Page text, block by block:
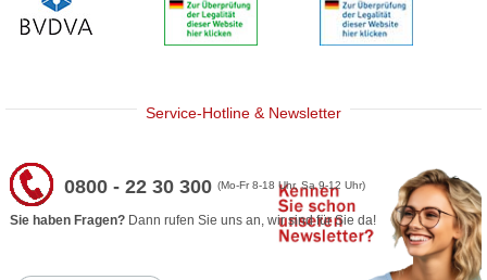
Service-Hotline & Newsletter
0800 - 22 30 300(Mo-Fr 8-18 Uhr, Sa 9-12 Uhr)
Sie haben Fragen? Dann rufen Sie uns an, wir sind für Sie da!